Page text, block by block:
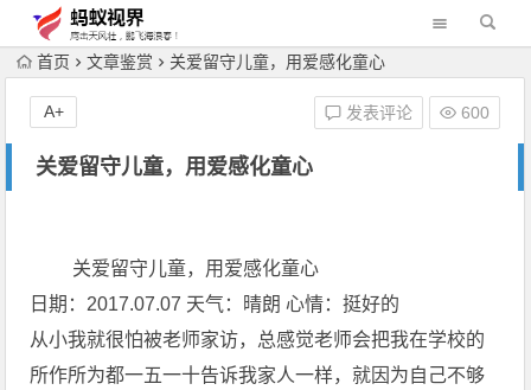
首页 文章鉴赏 关爱留守儿童，用爱感化童心
关爱留守儿童，用爱感化童心
发表评论 600
A+
关爱留守儿童，用爱感化童心
日期：2017.07.07 天气：晴朗 心情：挺好的
从小我就很怕被老师家访，总感觉老师会把我在学校的
所作所为都一五一十告诉我家人一样，就因为自己不够